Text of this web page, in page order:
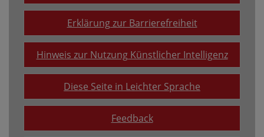
Erklärung zur Barrierefreiheit
Hinweis zur Nutzung Künstlicher Intelligenz
Diese Seite in Leichter Sprache
Feedback